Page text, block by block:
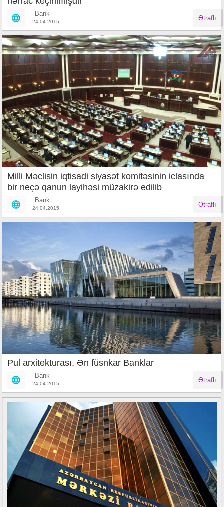
Bank
24.04.2015 Ətraflı
Milli Məclisin iqtisadi siyasət komitəsinin iclasında
bir neçə qanun layihəsi müzakirə edilib
Bank
24.04.2015 Ətraflı
Pul arxitekturası, Ən füsnkar Banklar
Bank
24.04.2015 Ətraflı